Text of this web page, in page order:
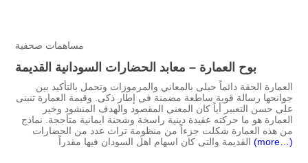
مساهمات صحفية
بوح العمارة – معابد الحضارات السودانية القديمة
العمارة الحقة دائماً حبلى بالمعاني والمرموزات وتحمل بالتأكيد بين
جوانحها رسالة قوية ساطعة مضمنة فى إطار ذكى. وقيمة العمارة تنبنى
على حسن التعبير أياً كان المعنى المقصود والهدف المنشود وخير
العمارة هو ما حركته عقيدة دينية راسخة وشحنة ايمانية متأججة. نماذج
من هذه العمارة شكلت جزءاً من منظومة تراث عدد من الحضارات
(more…)